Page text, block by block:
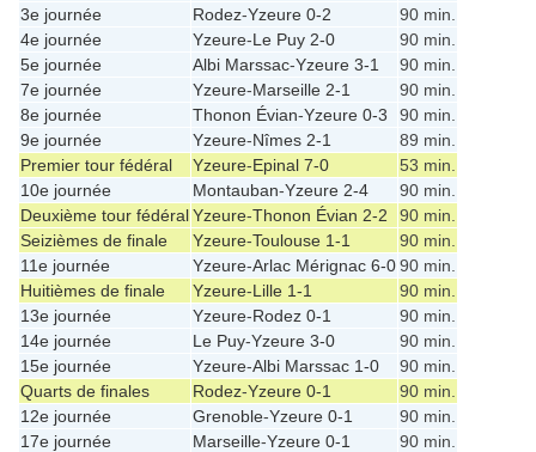
3e journée
Rodez-Yzeure 0-2
90 min.
4e journée
Yzeure-Le Puy 2-0
90 min.
5e journée
Albi Marssac-Yzeure 3-1
90 min.
7e journée
Yzeure-Marseille 2-1
90 min.
8e journée
Thonon Évian-Yzeure 0-3
90 min.
9e journée
Yzeure-Nîmes 2-1
89 min.
Premier tour fédéral
Yzeure-Epinal 7-0
53 min.
10e journée
Montauban-Yzeure 2-4
90 min.
Deuxième tour fédéralYzeure-Thonon Évian 2-2
90 min.
Seizièmes de finale
Yzeure-Toulouse 1-1
90 min.
11e journée
Yzeure-Arlac Mérignac 6-090 min.
Huitièmes de finale
Yzeure-Lille 1-1
90 min.
13e journée
Yzeure-Rodez 0-1
90 min.
14e journée
Le Puy-Yzeure 3-0
90 min.
15e journée
Yzeure-Albi Marssac 1-0
90 min.
Quarts de finales
Rodez-Yzeure 0-1
90 min.
12e journée
Grenoble-Yzeure 0-1
90 min.
17e journée
Marseille-Yzeure 0-1
90 min.